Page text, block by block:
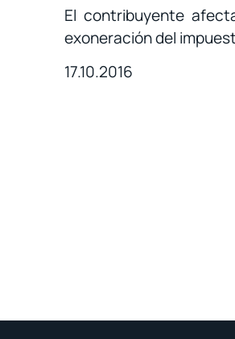
El contribuyente
exoneración del
17.10.2016